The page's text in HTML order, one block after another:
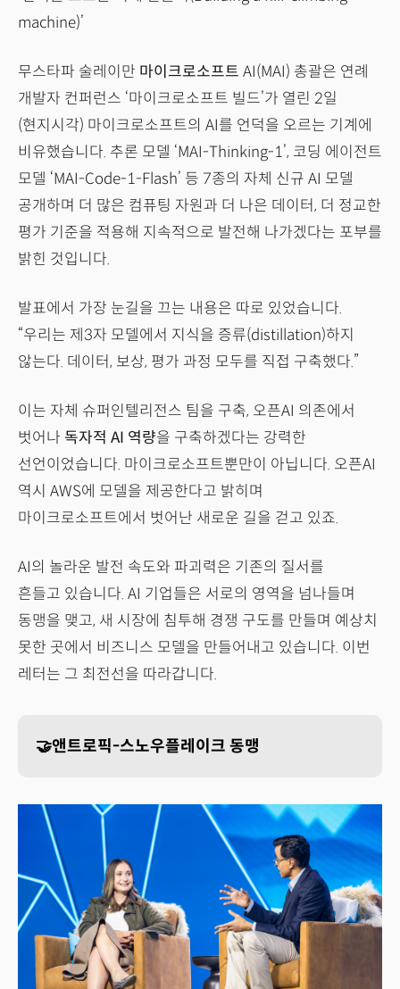
machine)’
무스타파 술레이만 마이크로소프트 AI(MAI) 총괄은 연례
개발자 컨퍼런스 ‘마이크로소프트 빌드’가 열린 2일
(현지시각) 마이크로소프트의 AI를 언덕을 오르는 기계에
비유했습니다. 추론 모델 ‘MAI-Thinking-1’, 코딩 에이전트
모델 ‘MAI-Code-1-Flash’ 등 7종의 자체 신규 AI 모델
공개하며 더 많은 컴퓨팅 자원과 더 나은 데이터, 더 정교한
평가 기준을 적용해 지속적으로 발전해 나가겠다는 포부를
밝힌 것입니다.
발표에서 가장 눈길을 끄는 내용은 따로 있었습니다.
“우리는 제3자 모델에서 지식을 증류(distillation)하지
않는다. 데이터, 보상, 평가 과정 모두를 직접 구축했다.”
이는 자체 슈퍼인텔리전스 팀을 구축, 오픈AI 의존에서
벗어나 독자적 AI 역량을 구축하겠다는 강력한
선언이었습니다. 마이크로소프트뿐만이 아닙니다. 오픈AI
역시 AWS에 모델을 제공한다고 밝히며
마이크로소프트에서 벗어난 새로운 길을 걷고 있죠.
AI의 놀라운 발전 속도와 파괴력은 기존의 질서를
흔들고 있습니다. AI 기업들은 서로의 영역을 넘나들며
동맹을 맺고, 새 시장에 침투해 경쟁 구도를 만들며 예상치
못한 곳에서 비즈니스 모델을 만들어내고 있습니다. 이번
레터는 그 최전선을 따라갑니다.
🤝앤트로픽-스노우플레이크 동맹